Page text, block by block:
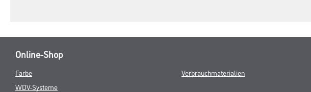
Online-Shop
Farbe
WDV-Systeme
Verbrauchmaterialien